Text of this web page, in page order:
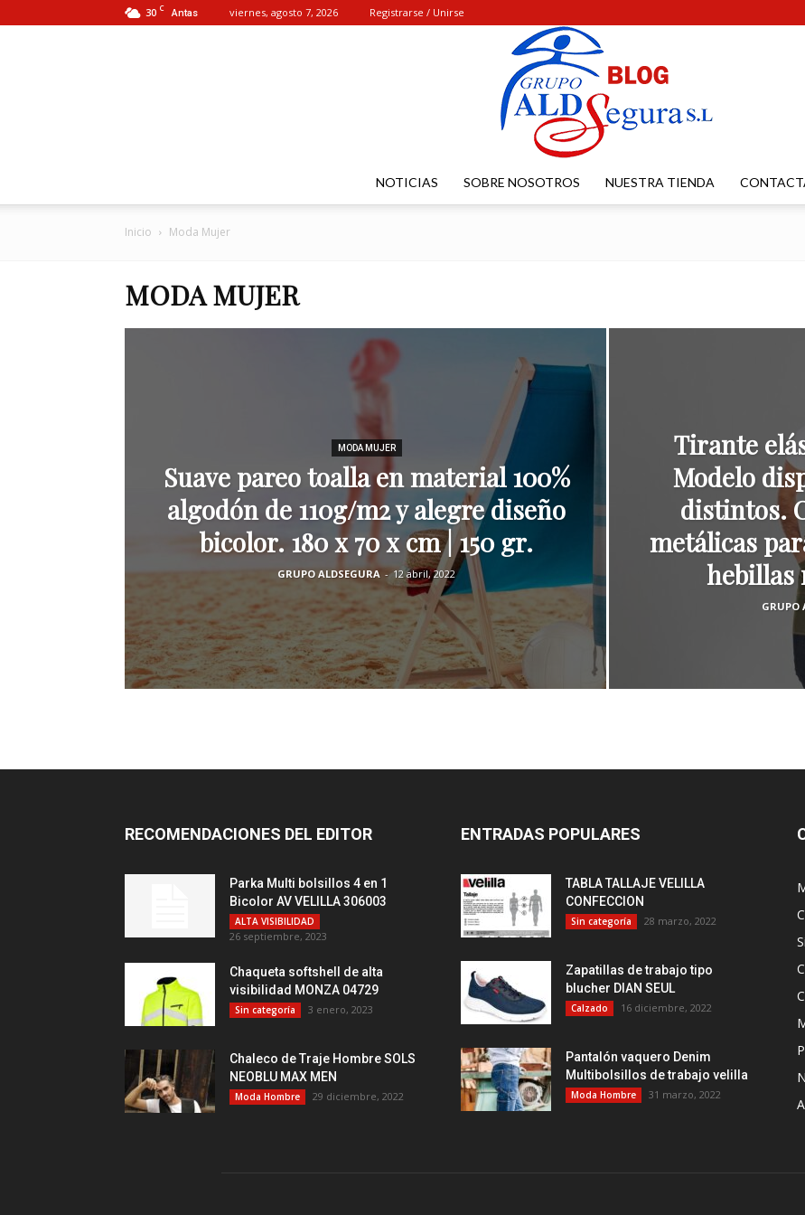
30 C Antas viernes, agosto 7, 2026 Registrarse / Unirse
NOTICIAS SOBRE NOSOTROS NUESTRA TIENDA
Inicio Moda Mujer
MODA MUJER
MODA MUJER
Suave pareo toalla en material 100%
algodón de 110g/m2 y alegre diseño
bicolor. 180 x 70 x cm | 150 gr.
GRUPO ALDSEGURA - 12 abril, 2022
Tirante
Modelo
distintos.
metálicas
hebillas
GRUPO
RECOMENDACIONES DEL EDITOR
Parka Multi bolsillos 4 en 1
Bicolor AV VELILLA 306003
ALTA VISIBILIDAD
26 septiembre, 2023
Chaqueta softshell de alta
visibilidad MONZA 04729
Sin categoría 3 enero, 2023
Chaleco de Traje Hombre SOLS
NEOBLU MAX MEN
Moda Hombre 29 diciembre, 2022
ENTRADAS POPULARES
TABLA TALLAJE VELILLA
CONFECCION
Sin categoría 28 marzo, 2022
Zapatillas de trabajo tipo
blucher DIAN SEUL
Calzado 16 diciembre, 2022
Pantalón vaquero Denim
Multibolsillos de trabajo velilla
Moda Hombre 31 marzo, 2022